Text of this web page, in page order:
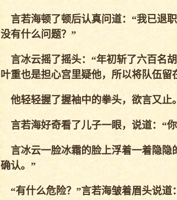
言若海顿了顿后认真问道：“我已退
没有什么问题？”
言冰云摇了摇头：“年初斩了六百名
叶重也是担心宫里疑他，所以将队伍
他轻轻握了握袖中的拳头，欲言又止。
言若海好奇看了儿子一眼，说道：“
言冰云一脸冰霜的脸上浮着一着隐隐
确认。”
“有什么危险？”言若海皱着眉头说道